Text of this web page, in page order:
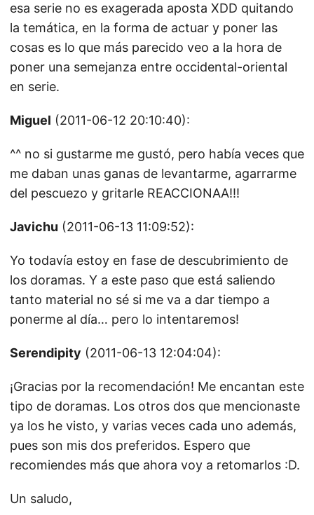
esa serie no es exagerada aposta XDD quitando
la temática, en la forma de actuar y poner las
cosas es lo que más parecido veo a la hora de
poner una semejanza entre occidental-oriental
en serie.
Miguel (2011-06-12 20:10:40):
^^ no si gustarme me gustó, pero había veces que
me daban unas ganas de levantarme, agarrarme
del pescuezo y gritarle REACCIONAA!!!
Javichu (2011-06-13 11:09:52):
Yo todavía estoy en fase de descubrimiento de
los doramas. Y a este paso que está saliendo
tanto material no sé si me va a dar tiempo a
ponerme al día… pero lo intentaremos!
Serendipity (2011-06-13 12:04:04):
¡Gracias por la recomendación! Me encantan este
tipo de doramas. Los otros dos que mencionaste
ya los he visto, y varias veces cada uno además,
pues son mis dos preferidos. Espero que
recomiendes más que ahora voy a retomarlos :D.
Un saludo,